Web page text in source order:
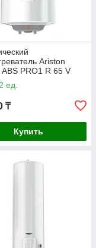
Ariston
PRO1 R 65 V
ед.
₸
Купить